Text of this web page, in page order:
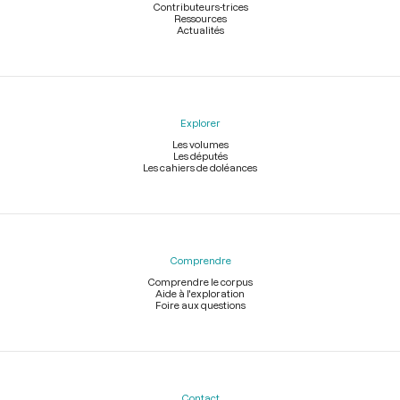
Contributeurs-trices
Ressources
Actualités
Explorer
Les volumes
Les députés
Les cahiers de doléances
Comprendre
Comprendre le corpus
Aide à l'exploration
Foire aux questions